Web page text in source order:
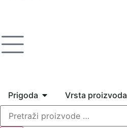
Prigoda Vrsta proizvoda